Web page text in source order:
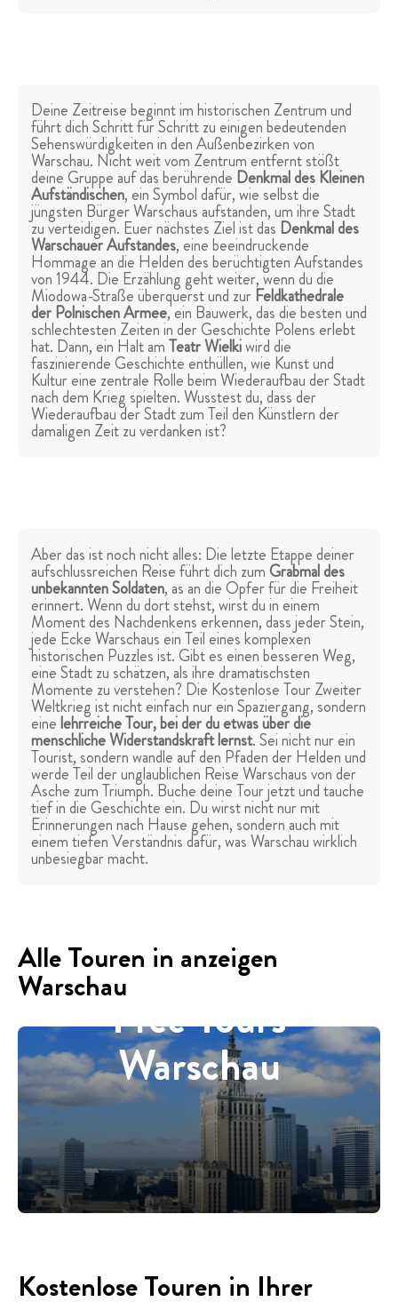
Deine Zeitreise beginnt im historischen Zentrum und
führt dich Schritt für Schritt zu einigen bedeutenden
Sehenswürdigkeiten in den Außenbezirken von
Warschau. Nicht weit vom Zentrum entfernt stößt
deine Gruppe auf das berührende Denkmal des Kleinen
Aufständischen, ein Symbol dafür, wie selbst die
jüngsten Bürger Warschaus aufstanden, um ihre Stadt
zu verteidigen. Euer nächstes Ziel ist das Denkmal des
Warschauer Aufstandes, eine beeindruckende
Hommage an die Helden des berüchtigten Aufstandes
von 1944. Die Erzählung geht weiter, wenn du die
Miodowa-Straße überquerst und zurFeldkathedrale
der Polnischen Armee, ein Bauwerk, das die besten und
schlechtesten Zeiten in der Geschichte Polens erlebt
hat. Dann, ein Halt amTeatr Wielkiwird die
faszinierende Geschichte enthüllen, wie Kunst und
Kultur eine zentrale Rolle beim Wiederaufbau der Stadt
nach dem Krieg spielten. Wusstest du, dass der
Wiederaufbau der Stadt zum Teil den Künstlern der
damaligen Zeit zu verdanken ist?
Aber das ist noch nicht alles: Die letzte Etappe deiner
aufschlussreichen Reise führt dich zumGrabmal des
unbekannten Soldaten, as an die Opfer für die Freiheit
erinnert. Wenn du dort stehst, wirst du in einem
Moment des Nachdenkens erkennen, dass jeder Stein,
jede Ecke Warschaus ein Teil eines komplexen
historischen Puzzles ist. Gibt es einen besseren Weg,
eine Stadt zu schätzen, als ihre dramatischsten
Momente zu verstehen? Die Kostenlose Tour Zweiter
Weltkrieg ist nicht einfach nur ein Spaziergang, sondern
einelehrreiche Tour, bei der du etwas über die
menschliche Widerstandskraft lernst. Sei nicht nur ein
Tourist, sondern wandle auf den Pfaden der Helden und
werde Teil der unglaublichen Reise Warschaus von der
Asche zum Triumph. Buche deine Tour jetzt und tauche
tief in die Geschichte ein. Du wirst nicht nur mit
Erinnerungen nach Hause gehen, sondern auch mit
einem tiefen Verständnis dafür, was Warschau wirklich
unbesiegbar macht.
Alle Touren in anzeigen
Warschau
Free Tours
Warschau
Kostenlose Touren in Ihrer